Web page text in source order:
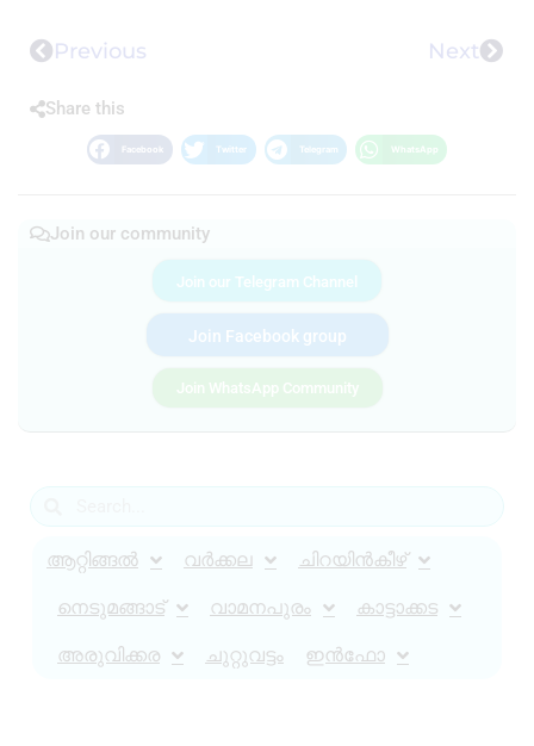
Previous Next
Share this
Facebook Twitter Telegram WhatsApp
Join our community
Join our Telegram Channel
Join Facebook group
Join WhatsApp Community
ആറ്റിങ്ങൽ വർക്കല ചിറയിൻകീഴ്
നെടുമങ്ങാട് വാമനപുരം കാട്ടാക്കട
അരുവിക്കര ചുറ്റുവട്ടം ഇൻഫോ